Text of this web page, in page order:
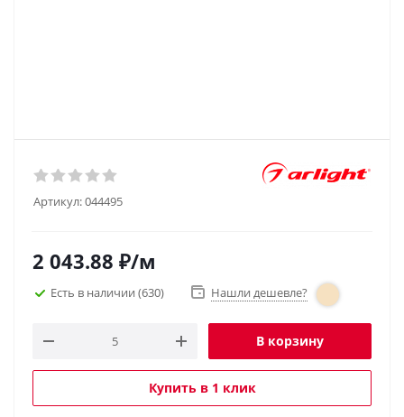
Артикул:044495
2 043.88 ₽/м
Есть в наличии (630) Нашли дешевле?
В корзину
Купить в 1 клик